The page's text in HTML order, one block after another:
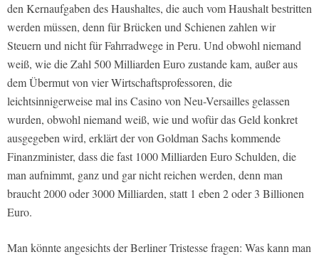
den Kernaufgaben des Haushaltes, die auch vom Haushalt bestritten
werden müssen, denn für Brücken und Schienen zahlen wir
Steuern und nicht für Fahrradwege in Peru. Und obwohl niemand
weiß, wie die Zahl 500 Milliarden Euro zustande kam, außer aus
dem Übermut von vier Wirtschaftsprofessoren, die
leichtsinnigerweise mal ins Casino von Neu-Versailles gelassen
wurden, obwohl niemand weiß, wie und wofür das Geld konkret
ausgegeben wird, erklärt der von Goldman Sachs kommende
Finanzminister, dass die fast 1000 Milliarden Euro Schulden, die
man aufnimmt, ganz und gar nicht reichen werden, denn man
braucht 2000 oder 3000 Milliarden, statt 1 eben 2 oder 3 Billionen
Euro.
Man könnte angesichts der Berliner Tristesse fragen: Was kann man